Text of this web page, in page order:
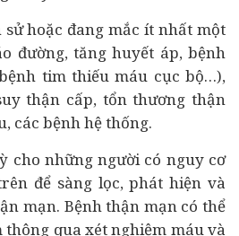
hoặc đang mắc ít nhất một
đường, tăng huyết áp, bệnh
tim thiếu máu cục bộ…),
thận cấp, tổn thương thận
các bệnh hệ thống.
cho những người có nguy cơ
để sàng lọc, phát hiện và
mạn. Bệnh thận mạn có thể
thông qua xét nghiệm máu và